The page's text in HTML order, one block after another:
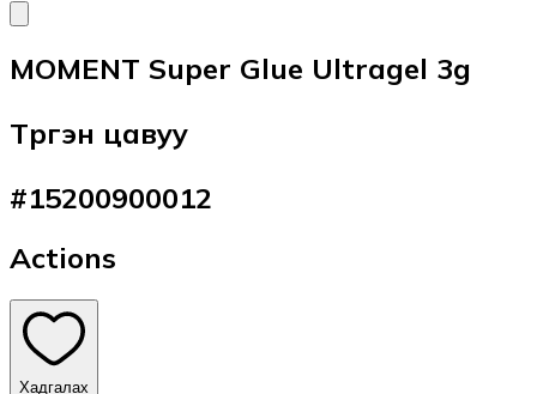
MOMENT Super Glue Ultragel 3g
Түргэн цавуу
#15200900012
Actions
Хадгалах